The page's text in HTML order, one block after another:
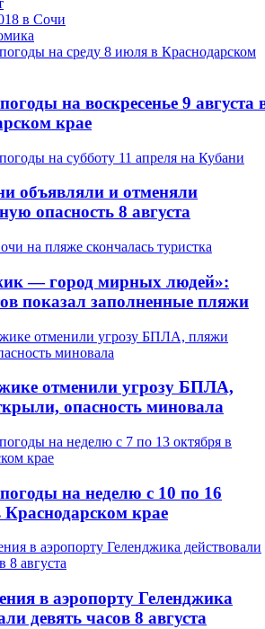
в Сочи
на воскресенье 9 августа
крае
объявляли и отменяли
опасность 8 августа
— город мирных людей»:
показал заполненные пляжи
отменили угрозу БПЛА,
опасность миновала
на неделю с 10 по 16
Краснодарском крае
в аэропорту Геленджика
девять часов 8 августа